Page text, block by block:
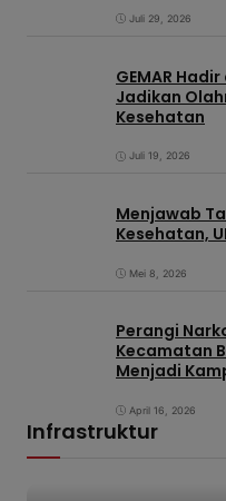
Juli 29, 2026
GEMAR
Jadikan
Kesehatan
Juli 19, 2026
Menjawab
Kesehatan,
Mei 8, 2026
Perangi
Kecamatan
Menjadi
April 16, 2026
Infrastruktur